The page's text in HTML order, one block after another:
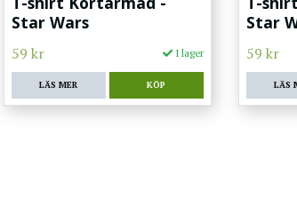
Star Wars
59 kr I lager
LÄS MER KÖP
Star
59 kr
LÄS